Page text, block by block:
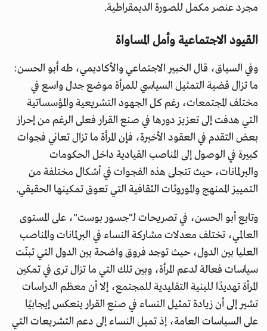
مجرد عنصر مكمل للصورة الديمقراطية.
القيود الاجتماعية وأمل المساواة
وفي السياق، قال الخبير الاجتماعي والأكاديمي، طه أبو الحسن:
ما تزال قضية التمثيل السياسي للمرأة موضع جدل واسع في
مختلف المجتمعات، رغم كل الجهود التشريعية والمؤسساتية
التي هدفت إلى تعزيز دورها في صنع القرار فعلى الرغم من إحراز
بعض التقدم في العقود الأخيرة، فإن المرأة ما تزال تعاني فجوات
كبيرة في الوصول إلى المناصب القيادية داخل الحكومات
والبرلمانات، حيث تتجلى هذه الفجوات في أشكال مختلفة من
التمييز الممنهج والموروثات الثقافية التي تعوق تمكينها الحقيقي.
وتابع أبو الحسن، في تصريحات لـ"جسور بوست"، على المستوى
العالمي، تختلف معدلات مشاركة النساء في البرلمانات والمناصب
العليا بين الدول، حيث توجد فروق واضحة بين الدول التي تبنّت
سياسات فعالة لدعم المرأة، وبين تلك التي ما تزال ترى في تمكين
المرأة تهديدًا للبنية التقليدية للمجتمع، إلا أن معظم الدراسات
تشير إلى أن زيادة تمثيل النساء في صنع القرار ينعكس إيجابيًا
على السياسات العامة، إذ تميل النساء إلى دعم التشريعات التي